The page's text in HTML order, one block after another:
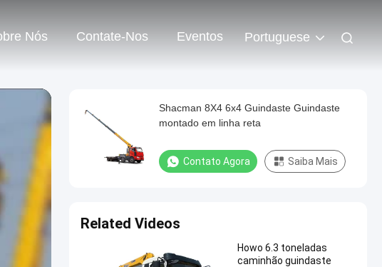
Nós Contate-Nos Eventos Portuguese
Shacman 8X4 6x4 Guindaste Guindaste
montado em linha reta
Contato Agora Saiba Mais
Related Videos
Howo 6.3 toneladas
caminhão guindaste